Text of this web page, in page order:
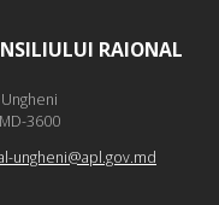
RAIONAL
3600
ungheni@apl.gov.md